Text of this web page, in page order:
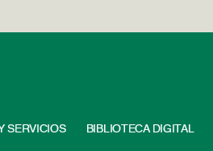
SERVICIOS BIBLIOTECA DIGITAL